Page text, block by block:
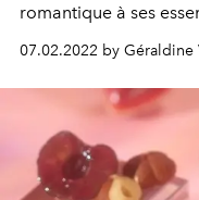
romantique à ses
Lady Dior en tête de
07.02.2022 by Géraldine